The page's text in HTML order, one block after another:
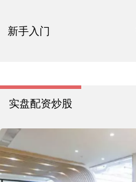
新手入门
实盘配资炒股